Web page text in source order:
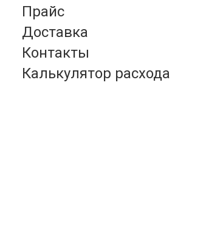
Прайс
Доставка
Контакты
Калькулятор расхода